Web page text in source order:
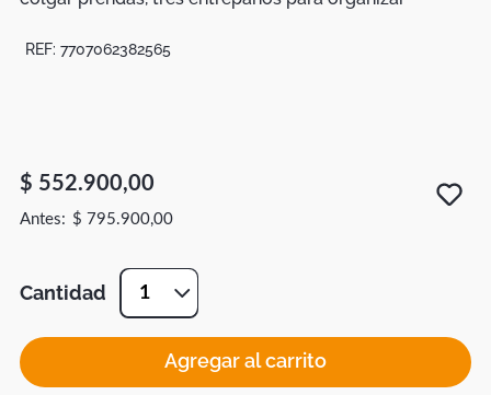
REF: 7707062382565
$ 552.900,00
$ 795.900,00
Cantidad 1
Agregar al carrito